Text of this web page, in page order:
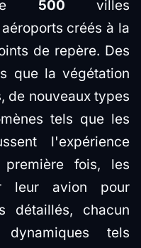
500 villes
créés à la
de repère. Des
que la végétation
de nouveaux types
tels que les
l'expérience
première fois, les
leur avion pour
détaillés, chacun
dynamiques tels